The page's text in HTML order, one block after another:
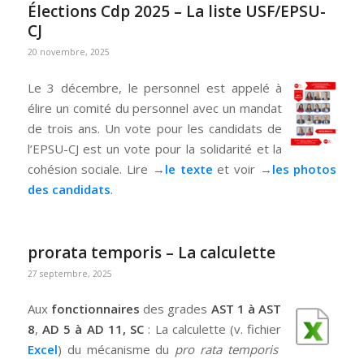
Élections Cdp 2025 – La liste USF/EPSU-
CJ
20 novembre, 2025
Le 3 décembre, le personnel est appelé à
élire un comité du personnel avec un mandat
de trois ans. Un vote pour les candidats de
l’EPSU-CJ est un vote pour la solidarité et la
cohésion sociale. Lire → le texte et voir → les photos
des candidats.
prorata temporis – La calculette
27 septembre, 2025
Aux fonctionnaires des grades AST 1 à AST
8, AD 5 à AD 11, SC : La calculette (v. fichier
Excel) du mécanisme du pro rata temporis